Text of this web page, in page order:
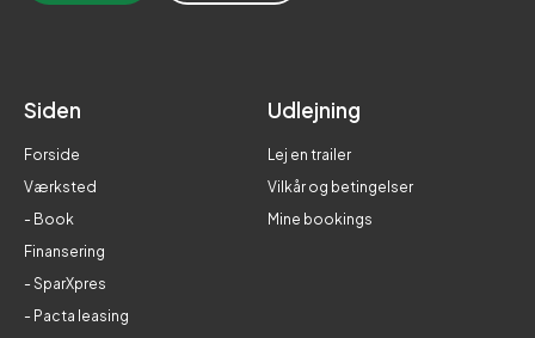
Siden
Forside
Værksted
- Book
Finansering
- SparXpres
- Pacta leasing
Udlejning
Lej en trailer
Vilkår og betingelser
Mine bookings